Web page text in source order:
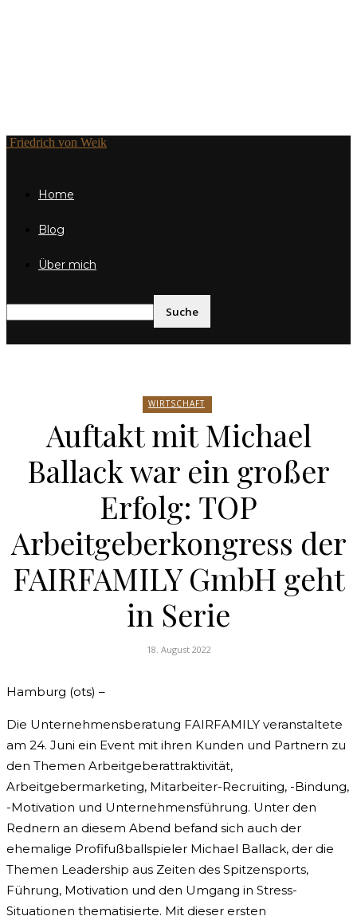
Friedrich von Weik
Home
Blog
Über mich
WIRTSCHAFT
Auftakt mit Michael
Ballack war ein großer
Erfolg: TOP
Arbeitgeberkongress der
FAIRFAMILY GmbH geht
in Serie
18. August 2022
Hamburg (ots) –
Die Unternehmensberatung FAIRFAMILY veranstaltete
am 24. Juni ein Event mit ihren Kunden und Partnern zu
den Themen Arbeitgeberattraktivität,
Arbeitgebermarketing, Mitarbeiter-Recruiting, -Bindung,
-Motivation und Unternehmensführung. Unter den
Rednern an diesem Abend befand sich auch der
ehemalige Profifußballspieler Michael Ballack, der die
Themen Leadership aus Zeiten des Spitzensports,
Führung, Motivation und den Umgang in Stress-
Situationen thematisierte. Mit dieser ersten